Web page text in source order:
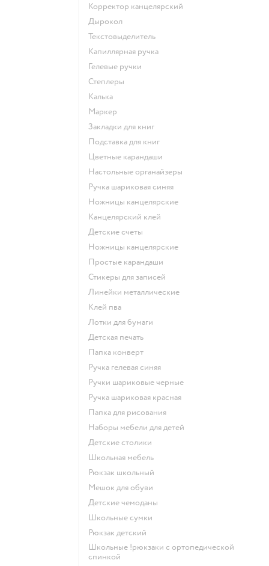
Корректор канцелярский
Дырокол
Текстовыделитель
Капиллярная ручка
Гелевые ручки
Степлеры
Калька
Маркер
Закладки для книг
Подставка для книг
Цветные карандаши
Настольные органайзеры
Ручка шариковая синяя
Ножницы канцелярские
Канцелярский клей
Детские счеты
Ножницы канцелярские
Простые карандаши
Стикеры для записей
Линейки металлические
Клей пва
Лотки для бумаги
Детская печать
Папка конверт
Ручка гелевая синяя
Ручки шариковые черные
Ручка шариковая красная
Папка для рисования
Наборы мебели для детей
Детские столики
Школьная мебель
Рюкзак школьный
Мешок для обуви
Детские чемоданы
Школьные сумки
Рюкзак детский
Школьные !рюкзаки с ортопедической
спинкой